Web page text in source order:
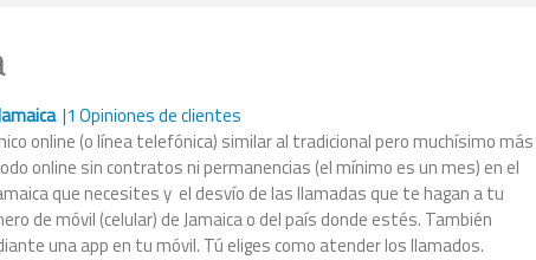
|1 Opiniones de clientes
online (o línea telefónica) similar al tradicional pero muchísimo más
online sin contratos ni permanencias (el mínimo es un mes) en el
que necesites y el desvío de las llamadas que te hagan a tu
de móvil (celular) de Jamaica o del país donde estés. También
una app en tu móvil. Tú eliges como atender los llamados.